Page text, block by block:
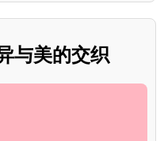
与美的交织